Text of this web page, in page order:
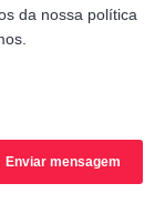
da nossa política